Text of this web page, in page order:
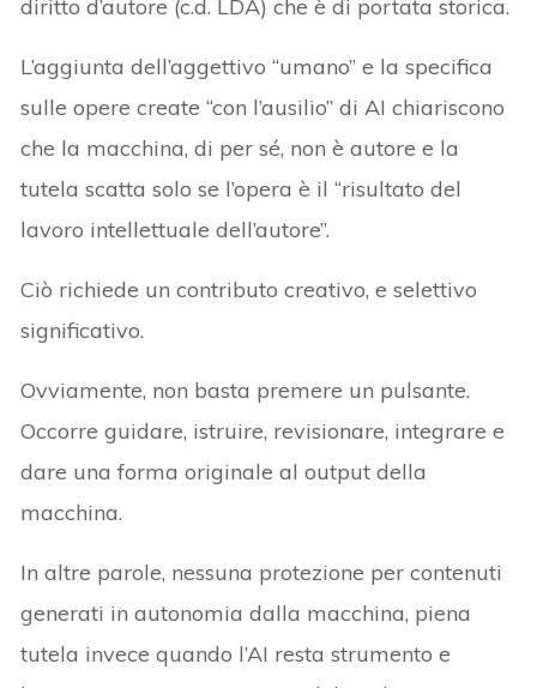
diritto d’autore (c.d. LDA) che è di portata storica.
L’aggiunta dell’aggettivo “umano” e la specifica
sulle opere create “con l’ausilio” di AI chiariscono
che la macchina, di per sé, non è autore e la
tutela scatta solo se l’opera è il “risultato del
lavoro intellettuale dell’autore”.
Ciò richiede un contributo creativo, e selettivo
significativo.
Ovviamente, non basta premere un pulsante.
Occorre guidare, istruire, revisionare, integrare e
dare una forma originale al output della
macchina.
In altre parole, nessuna protezione per contenuti
generati in autonomia dalla macchina, piena
tutela invece quando l’AI resta strumento e